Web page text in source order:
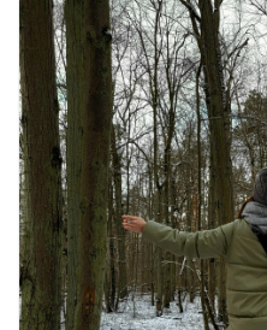
खाने के